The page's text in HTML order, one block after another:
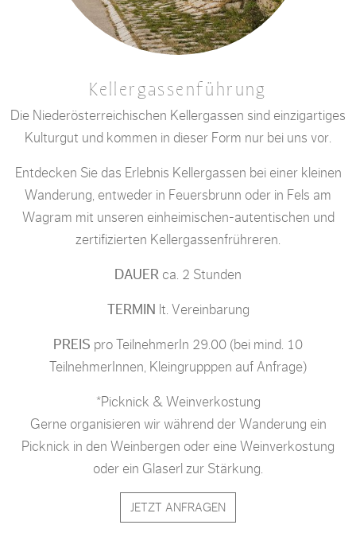
Kellergassenführung
Die Niederösterreichischen Kellergassen sind einzigartiges
Kulturgut und kommen in dieser Form nur bei uns vor.
Entdecken Sie das Erlebnis Kellergassen bei einer kleinen
Wanderung, entweder in Feuersbrunn oder in Fels am
Wagram mit unseren einheimischen-autentischen und
zertifizierten Kellergassenfrühreren.
DAUER ca. 2 Stunden
TERMIN lt. Vereinbarung
PREIS pro TeilnehmerIn 29.00 (bei mind. 10
TeilnehmerInnen, Kleingrupppen auf Anfrage)
*Picknick & Weinverkostung
Gerne organisieren wir während der Wanderung ein
Picknick in den Weinbergen oder eine Weinverkostung
oder ein Glaserl zur Stärkung.
JETZT ANFRAGEN